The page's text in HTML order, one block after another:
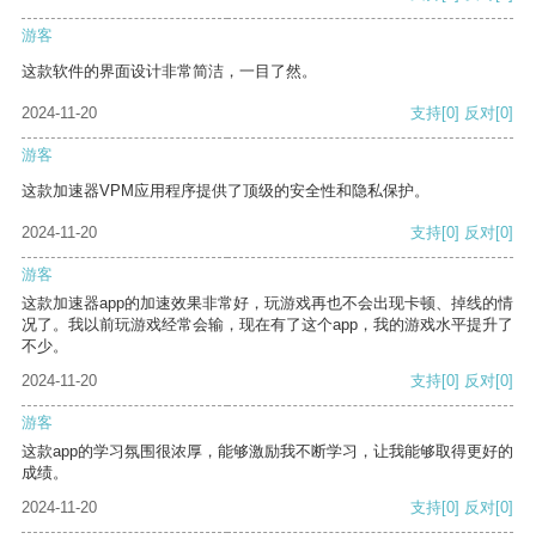
游客
这款软件的界面设计非常简洁，一目了然。
2024-11-20 支持[0] 反对[0]
游客
这款加速器VPM应用程序提供了顶级的安全性和隐私保护。
2024-11-20 支持[0] 反对[0]
游客
这款加速器app的加速效果非常好，玩游戏再也不会出现卡顿、掉线的情
况了。我以前玩游戏经常会输，现在有了这个app，我的游戏水平提升了
不少。
2024-11-20
支持[0] 反对[0]
游客
这款app的学习氛围很浓厚，能够激励我不断学习，让我能够取得更好的
成绩。
2024-11-20
支持[0] 反对[0]